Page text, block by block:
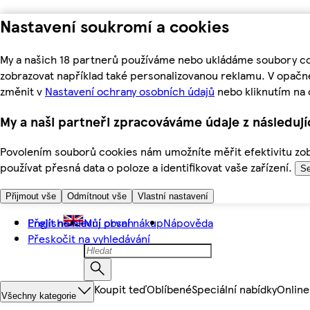
Nastavení soukromí a cookies
My a našich 18 partnerů používáme nebo ukládáme soubory
zobrazovat například také personalizovanou reklamu. V
změnit v Nastavení ochrany osobních údajů nebo kliknutím na
My a naši partneři zpracováváme údaje z
Povolením souborů cookies nám umožníte měřit efektivitu
používat přesná data o poloze a identifikovat vaše zařízení.
Přijmout vše Odmítnout vše Vlastní nastavení
Přejít na hlavní obsah
Přeskočit na vyhledávání
English Můj první nákupNápověda
Všechny kategorie Koupit teďOblíbenéSpeciální nabídky